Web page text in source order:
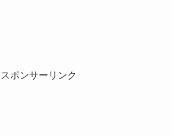
スポンサーリンク